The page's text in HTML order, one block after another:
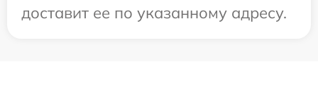
доставит ее по указанному адресу.